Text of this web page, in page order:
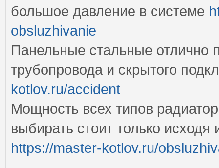
большое давление в системе
obsluzhivanie
Панельные стальные отлично
трубопровода и скрытого
kotlov.ru/accident
Мощность всех типов
выбирать стоит только
https://master-kotlov.ru/